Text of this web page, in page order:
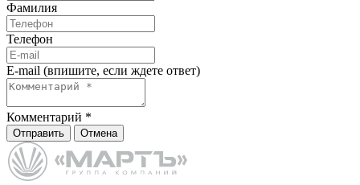
Фамилия
Телефон
E-mail (впишите, если ждете ответ)
Комментарий *
Отправить Отмена